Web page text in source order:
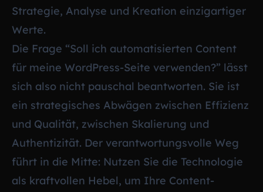
Strategie, Analyse und Kreation einzigartiger
Werte.
Die Frage “Soll ich automatisierten Content
für meine WordPress-Seite verwenden?” lässt
sich also nicht pauschal beantworten. Sie ist
ein strategisches Abwägen zwischen Effizienz
und Qualität, zwischen Skalierung und
Authentizität. Der verantwortungsvolle Weg
führt in die Mitte: Nutzen Sie die Technologie
als kraftvollen Hebel, um Ihre Content-